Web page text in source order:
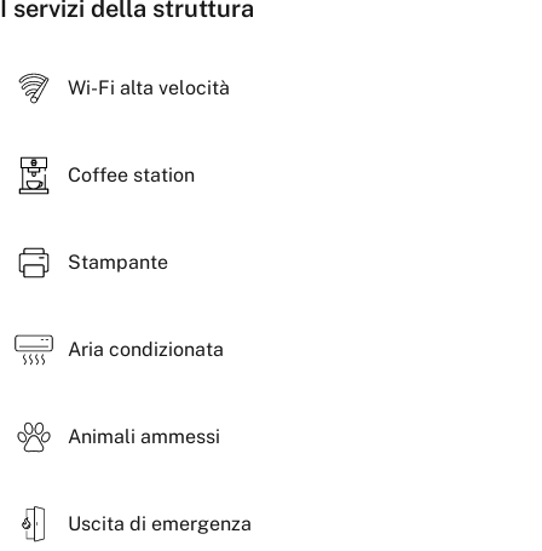
operatività aziendale. Soluzione comoda e ben collegata,
un contesto produttivo.
I servizi della struttura
Wi-Fi alta velocità
Coffee station
Stampante
Aria condizionata
Animali ammessi
Uscita di emergenza